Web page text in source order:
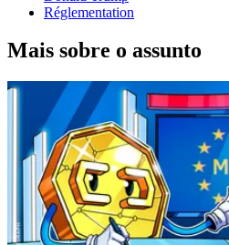
Réglementation
Mais sobre o assunto